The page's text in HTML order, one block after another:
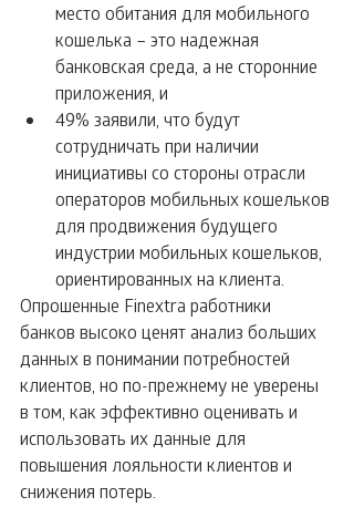
место обитания для мобильного
кошелька – это надежная
банковская среда, а не сторонние
приложения, и
49% заявили, что будут
сотрудничать при наличии
инициативы со стороны отрасли
операторов мобильных кошельков
для продвижения будущего
индустрии мобильных кошельков,
ориентированных на клиента.
Опрошенные Finextra работники
банков высоко ценят анализ больших
данных в понимании потребностей
клиентов, но по-прежнему не уверены
в том, как эффективно оценивать и
использовать их данные для
повышения лояльности клиентов и
снижения потерь.